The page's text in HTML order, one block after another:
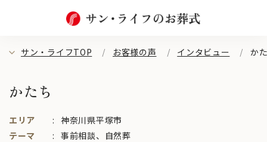
サン・ライフTOP お客様の声 インタビュー か
かたち
エリア
神奈川県平塚市
テーマ
事前相談、 自然葬